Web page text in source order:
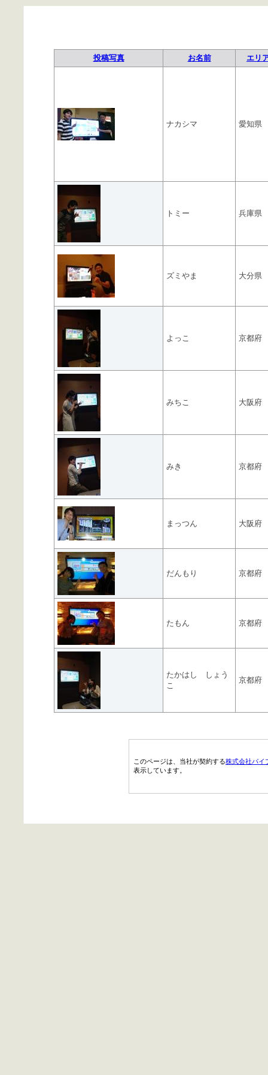
投稿写真 お名前 エリ
ナカシマ 愛知県
トミー 兵庫県
ズミやま 大分県
よっこ 京都府
みちこ 大阪府
みき 京都府
まっつん 大阪府
だんもり 京都府
たもん 京都府
たかはし しょう
こ
京都府
このページは、当社が契約する株式会社パイ
表示しています。